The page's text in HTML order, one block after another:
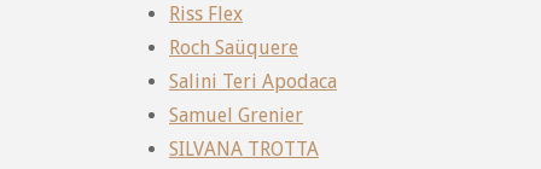
Riss Flex
Roch Saüquere
Salini Teri Apodaca
Samuel Grenier
SILVANA TROTTA